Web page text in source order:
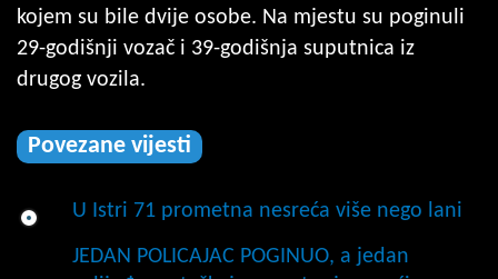
kojem su bile dvije osobe. Na mjestu su poginuli
29-godišnji vozač i 39-godišnja suputnica iz
drugog vozila.
Povezane vijesti
U Istri 71 prometna nesreća više nego lani
JEDAN POLICAJAC POGINUO, a jedan